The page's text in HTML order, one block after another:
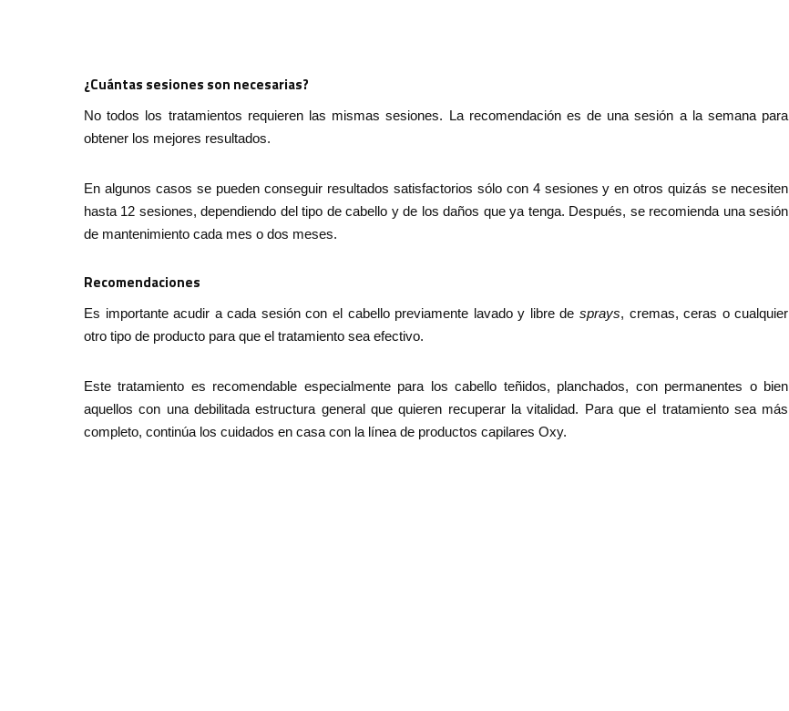
¿Cuántas sesiones son necesarias?
No todos los tratamientos requieren las mismas sesiones. La recomendación es de una sesión a la semana para
obtener los mejores resultados.
En algunos casos se pueden conseguir resultados satisfactorios sólo con 4 sesiones y en otros quizás se necesiten
hasta 12 sesiones, dependiendo del tipo de cabello y de los daños que ya tenga. Después, se recomienda una sesión
de mantenimiento cada mes o dos meses.
Recomendaciones
Es importante acudir a cada sesión con el cabello previamente lavado y libre de sprays, cremas, ceras o cualquier
otro tipo de producto para que el tratamiento sea efectivo.
Este tratamiento es recomendable especialmente para los cabello teñidos, planchados, con permanentes o bien
aquellos con una debilitada estructura general que quieren recuperar la vitalidad. Para que el tratamiento sea más
completo, continúa los cuidados en casa con la línea de productos capilares Oxy.